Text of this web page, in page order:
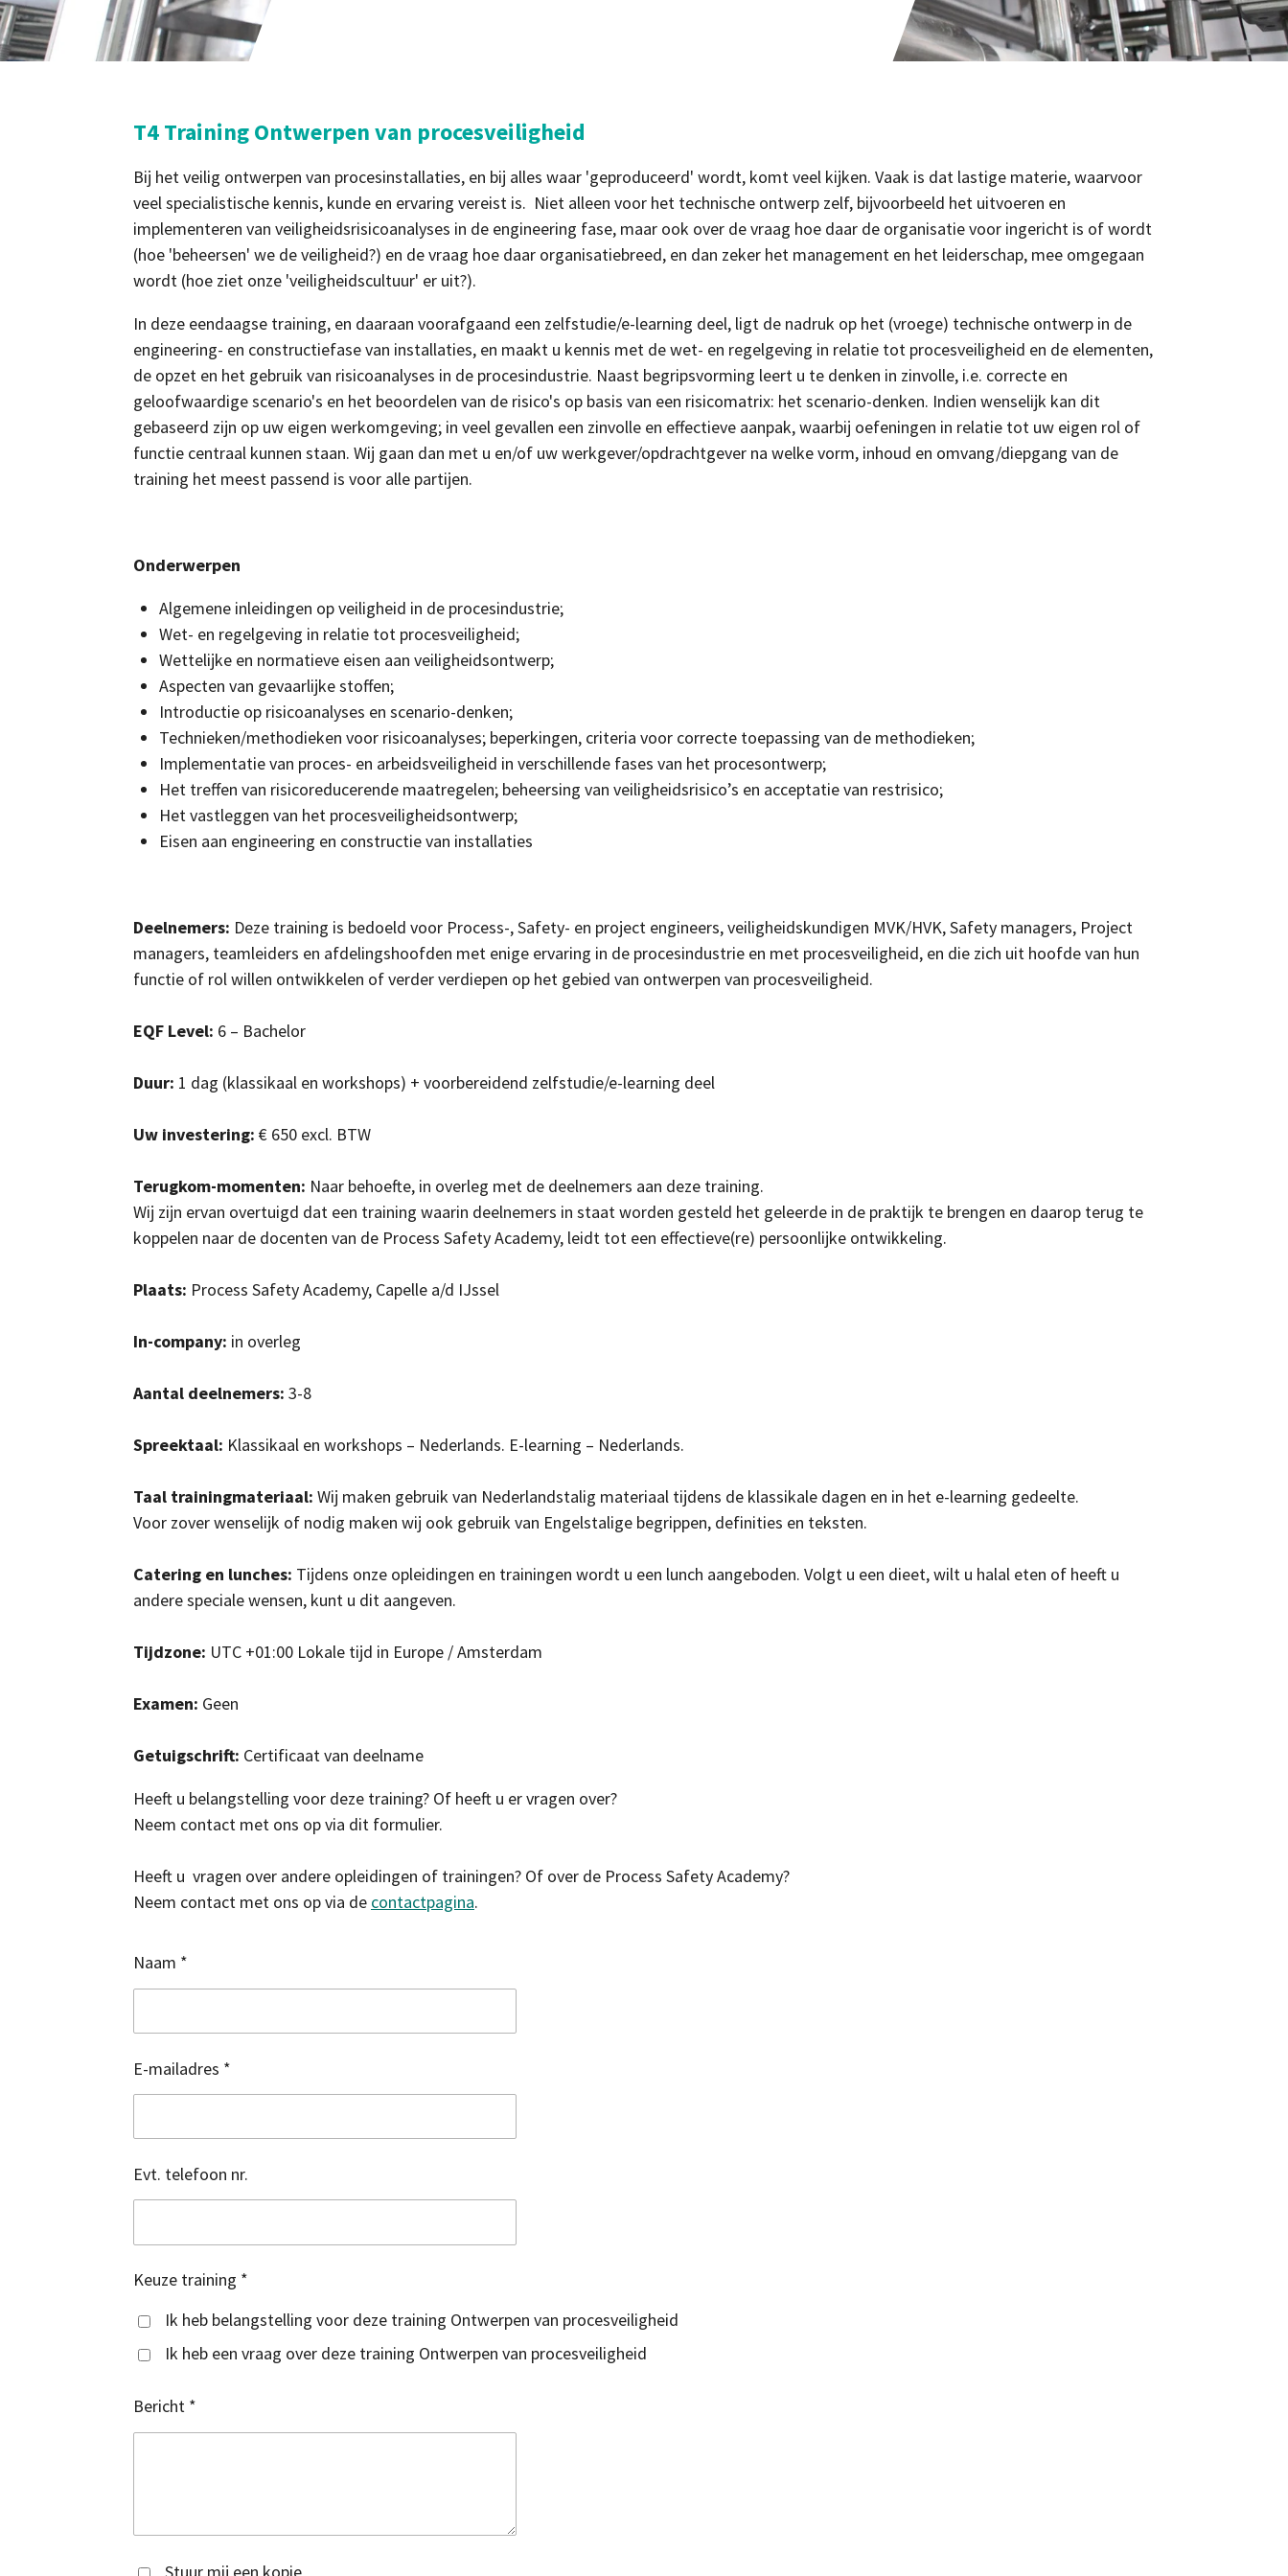
T4 Training Ontwerpen van procesveiligheid
Bij het veilig ontwerpen van procesinstallaties, en bij alles waar 'geproduceerd' wordt, komt veel kijken. Vaak is dat lastige materie, waarvoor
veel specialistische kennis, kunde en ervaring vereist is. Niet alleen voor het technische ontwerp zelf, bijvoorbeeld het uitvoeren en
implementeren van veiligheidsrisicoanalyses in de engineering fase, maar ook over de vraag hoe daar de organisatie voor ingericht is of wordt
(hoe 'beheersen' we de veiligheid?) en de vraag hoe daar organisatiebreed, en dan zeker het management en het leiderschap, mee omgegaan
wordt (hoe ziet onze 'veiligheidscultuur' er uit?).
In deze eendaagse training, en daaraan voorafgaand een zelfstudie/e-learning deel, ligt de nadruk op het (vroege) technische ontwerp in de
engineering- en constructiefase van installaties, en maakt u kennis met de wet- en regelgeving in relatie tot procesveiligheid en de elementen,
de opzet en het gebruik van risicoanalyses in de procesindustrie. Naast begripsvorming leert u te denken in zinvolle, i.e. correcte en
geloofwaardige scenario's en het beoordelen van de risico's op basis van een risicomatrix: het scenario-denken. Indien wenselijk kan dit
gebaseerd zijn op uw eigen werkomgeving; in veel gevallen een zinvolle en effectieve aanpak, waarbij oefeningen in relatie tot uw eigen rol of
functie centraal kunnen staan. Wij gaan dan met u en/of uw werkgever/opdrachtgever na welke vorm, inhoud en omvang/diepgang van de
training het meest passend is voor alle partijen.
Onderwerpen
Algemene inleidingen op veiligheid in de procesindustrie;
Wet- en regelgeving in relatie tot procesveiligheid;
Wettelijke en normatieve eisen aan veiligheidsontwerp;
Aspecten van gevaarlijke stoffen;
Introductie op risicoanalyses en scenario-denken;
Technieken/methodieken voor risicoanalyses; beperkingen, criteria voor correcte toepassing van de methodieken;
Implementatie van proces- en arbeidsveiligheid in verschillende fases van het procesontwerp;
Het treffen van risicoreducerende maatregelen; beheersing van veiligheidsrisico’s en acceptatie van restrisico;
​Het vastleggen van het procesveiligheidsontwerp;
Eisen aan engineering en constructie van installaties
Deelnemers: Deze training is bedoeld voor Process-, Safety- en project engineers, veiligheidskundigen MVK/HVK, Safety managers, Project
managers, teamleiders en afdelingshoofden met enige ervaring in de procesindustrie en met procesveiligheid, en die zich uit hoofde van hun
functie of rol willen ontwikkelen of verder verdiepen op het gebied van ontwerpen van procesveiligheid.
EQF Level: 6 – Bachelor
Duur: 1 dag (klassikaal en workshops) + voorbereidend zelfstudie/e-learning deel
Uw investering: € 650 excl. BTW
Terugkom-momenten: Naar behoefte, in overleg met de deelnemers aan deze training.
Wij zijn ervan overtuigd dat een training waarin deelnemers in staat worden gesteld het geleerde in de praktijk te brengen en daarop terug te
koppelen naar de docenten van de Process Safety Academy, leidt tot een effectieve(re) persoonlijke ontwikkeling.
Plaats: Process Safety Academy, Capelle a/d IJssel
In-company: in overleg
Aantal deelnemers: 3-8
Spreektaal: Klassikaal en workshops – Nederlands. E-learning – Nederlands.
Taal trainingmateriaal: Wij maken gebruik van Nederlandstalig materiaal tijdens de klassikale dagen en in het e-learning gedeelte.
Voor zover wenselijk of nodig maken wij ook gebruik van Engelstalige begrippen, definities en teksten.
Catering en lunches: Tijdens onze opleidingen en trainingen wordt u een lunch aangeboden. Volgt u een dieet, wilt u halal eten of heeft u
andere speciale wensen, kunt u dit aangeven.
Tijdzone: UTC +01:00 Lokale tijd in Europe / Amsterdam
Examen: Geen
Getuigschrift: Certificaat van deelname
Heeft u belangstelling voor deze training? Of heeft u er vragen over?
Neem contact met ons op via dit formulier.
Heeft u vragen over andere opleidingen of trainingen? Of over de Process Safety Academy?
Neem contact met ons op via de contactpagina.
Naam *
E-mailadres *
Evt. telefoon nr.
Keuze training *
Ik heb belangstelling voor deze training Ontwerpen van procesveiligheid
Ik heb een vraag over deze training Ontwerpen van procesveiligheid
Bericht *